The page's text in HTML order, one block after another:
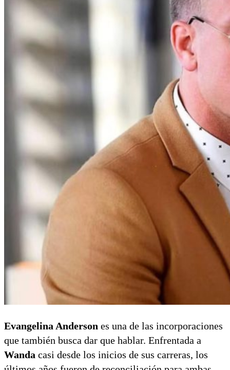
Evangelina Anderson es una de las incorporaciones
que también busca dar que hablar. Enfrentada a
Wanda casi desde los inicios de sus carreras, los